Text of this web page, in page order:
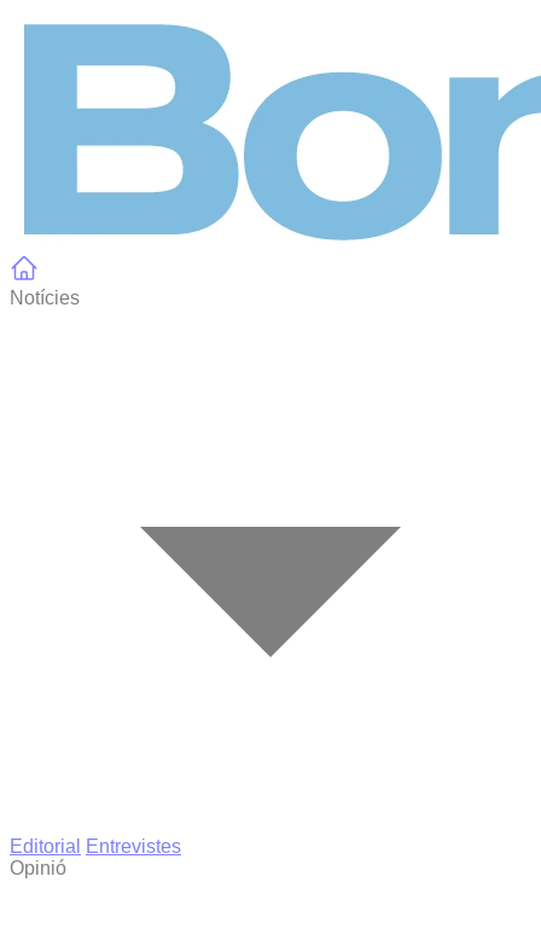
Notícies
Editorial
Entrevistes
Opinió